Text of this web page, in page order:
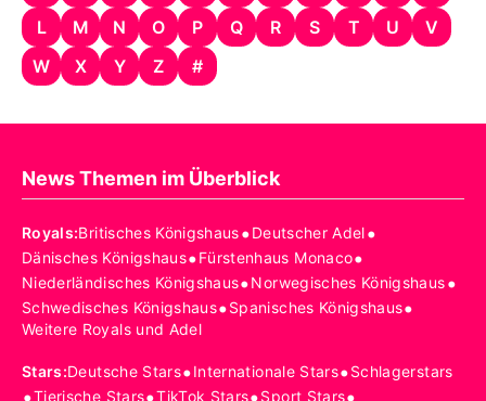
L
M N O P Q R S T U
V
W
X Y Z #
News Themen im Überblick
Royals:Britisches Königshaus•Deutscher Adel•
Dänisches Königshaus•Fürstenhaus Monaco•
Niederländisches Königshaus•Norwegisches Königshaus•
Schwedisches Königshaus•Spanisches Königshaus•
Weitere Royals und Adel
Stars:Deutsche Stars•Internationale Stars•Schlagerstars
Tierische Stars TikTok Stars Sport Stars